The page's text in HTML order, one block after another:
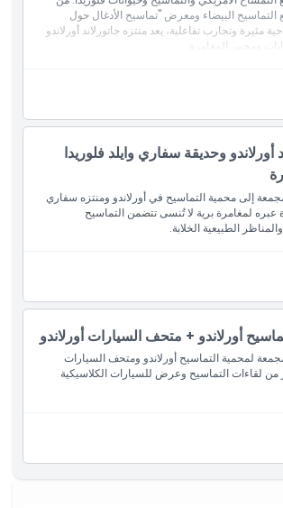
التماسيح البيضاء ومعرض "تماسيح الأدغال حول
مثيرة وتجارب تفاعلية، يعد منتزه جاتورلاند أورلاندو
ومحبي المغامرة.
أورلاندو وحديقة سفاري وايلد فلوريدا
إلى محمية التماسيح في أورلاندو ومنتزه سفاري
عبره لمغامرة برية لا تُنسى تتضمن التماسيح
الطبيعية الخلابة.
أورلاندو + متحف السيارات أورلاندو
لمحمية التماسيح أورلاندو ومتحف السيارات
من لقاءات التماسيح وعرض للسيارات الكلاسيكية